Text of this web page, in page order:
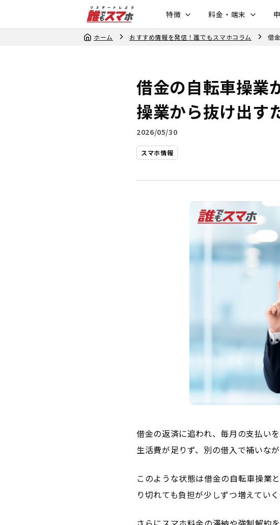
特徴 料金・端末
ホーム
おすすめ情報を発信！誰でもスマホコラム 借
借金の自転車操業
操業から抜け出す
2026/05/30
スマホ情報
借金の返済に追われ、毎月の支払い
生活費が足りず、別の借入で補いな
このような状態は借金の自転車操業
り切れても負担が少しずつ増えていく